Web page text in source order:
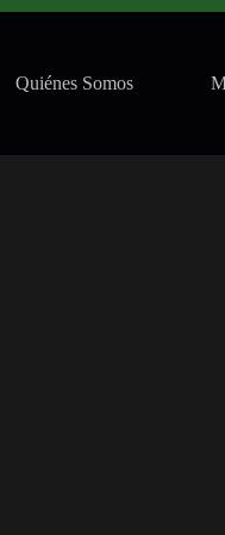
Quiénes Somos